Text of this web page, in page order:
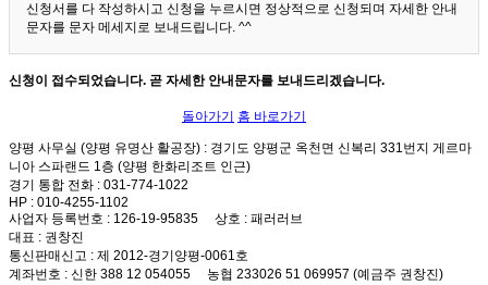
신청서를 다 작성하시고 신청을 누르시면 정상적으로 신청되며 자세한 안내
문자를 문자 메세지로 보내드립니다. ^^
신청이 접수되었습니다. 곧 자세한 안내문자를 보내드리겠습니다.
돌아가기 홈 바로가기
양평 사무실 (양평 유명산 활공장) : 경기도 양평군 옥천면 신복리 331번지 게르마
니아 스파랜드 1층 (양평 한화리조트 인근)
경기 통합 전화 : 031-774-1022
HP : 010-4255-1102
사업자 등록번호 : 126-19-95835 상호 : 패러러브
대표 : 권창진
통신판매신고 : 제 2012-경기양평-0061호
계좌번호 : 신한 388 12 054055 농협 233026 51 069957 (예금주 권창진)